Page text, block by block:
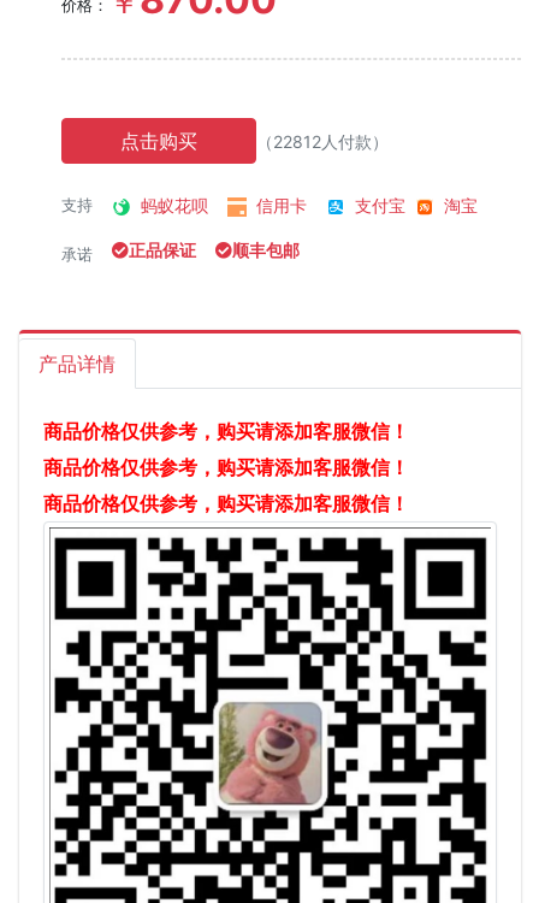
价格：
点击购买 （22812人付款）
支持 蚂蚁花呗 信用卡 支付宝 淘宝
承诺 正品保证 顺丰包邮
产品详情
商品价格仅供参考，购买请添加客服微信！
商品价格仅供参考，购买请添加客服微信！
商品价格仅供参考，购买请添加客服微信！